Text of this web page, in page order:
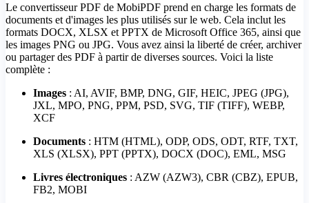
Le convertisseur PDF de MobiPDF prend en charge les formats de
documents et d'images les plus utilisés sur le web. Cela inclut les
formats DOCX, XLSX et PPTX de Microsoft Office 365, ainsi que
les images PNG ou JPG. Vous avez ainsi la liberté de créer, archiver
ou partager des PDF à partir de diverses sources. Voici la liste
complète :
Images : AI, AVIF, BMP, DNG, GIF, HEIC, JPEG (JPG),
JXL, MPO, PNG, PPM, PSD, SVG, TIF (TIFF), WEBP,
XCF
Documents : HTM (HTML), ODP, ODS, ODT, RTF, TXT,
XLS (XLSX), PPT (PPTX), DOCX (DOC), EML, MSG
Livres électroniques : AZW (AZW3), CBR (CBZ), EPUB,
FB2, MOBI